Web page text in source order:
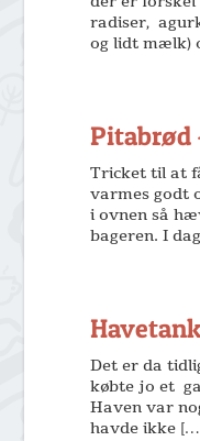
radiser,
og lidt mælk)
Pitabrød
Tricket til at
varmes godt
i ovnen så
bageren. I
Det er da
købte jo et
Haven var
havde ikke